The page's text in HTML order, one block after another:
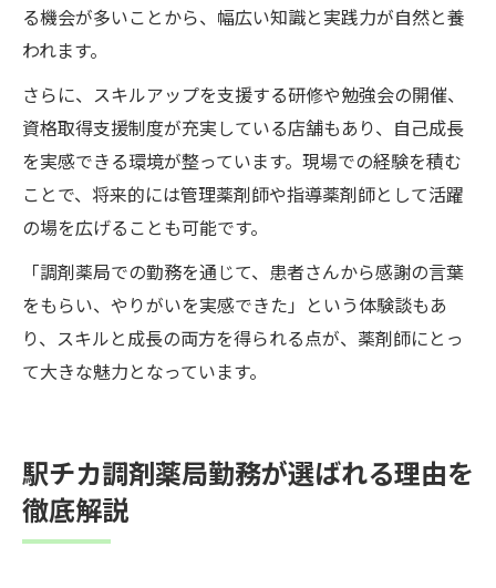
る機会が多いことから、幅広い知識と実践力が自然と養
われます。
さらに、スキルアップを支援する研修や勉強会の開催、
資格取得支援制度が充実している店舗もあり、自己成長
を実感できる環境が整っています。現場での経験を積む
ことで、将来的には管理薬剤師や指導薬剤師として活躍
の場を広げることも可能です。
「調剤薬局での勤務を通じて、患者さんから感謝の言葉
をもらい、やりがいを実感できた」という体験談もあ
り、スキルと成長の両方を得られる点が、薬剤師にとっ
て大きな魅力となっています。
駅チカ調剤薬局勤務が選ばれる理由を
徹底解説